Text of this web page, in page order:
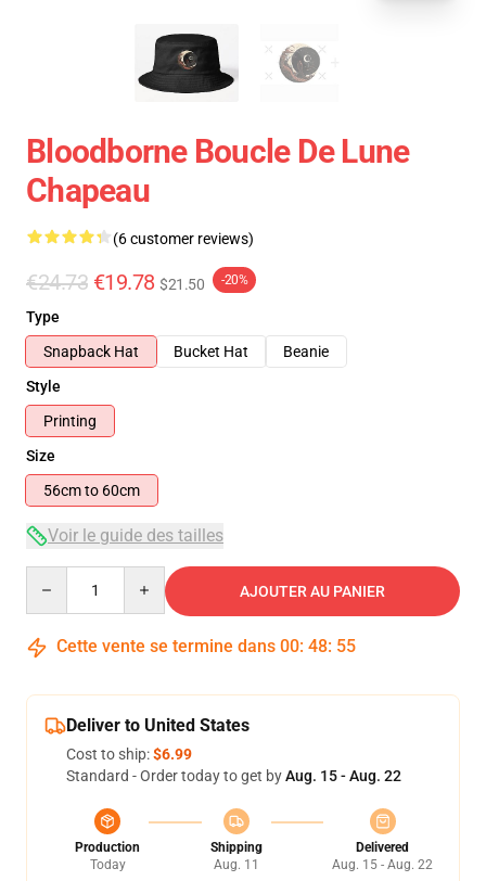
Bloodborne Boucle De Lune
Chapeau
(6 customer reviews)
€24.73 €19.78 $21.50 -20%
Type
Snapback Hat
Bucket Hat
Beanie
Style
Printing
Size
56cm to 60cm
Voir le guide des tailles
AJOUTER AU PANIER
Cette vente se termine dans 00: 48: 54
Deliver to United States
Cost to ship:$6.99
Standard - Order today to get byAug. 15 - Aug. 22
Production
Today
Shipping
Aug. 11
Delivered
Aug. 15 - Aug. 22